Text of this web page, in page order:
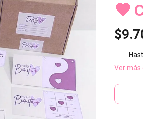
💜
Ver más